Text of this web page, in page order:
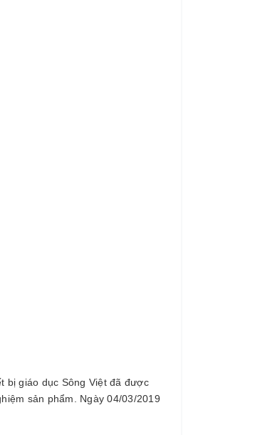
bị giáo dục Sông Việt đã được
sản phẩm. Ngày 04/03/2019